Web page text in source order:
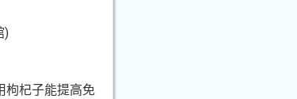
)
枸杞子能提高免